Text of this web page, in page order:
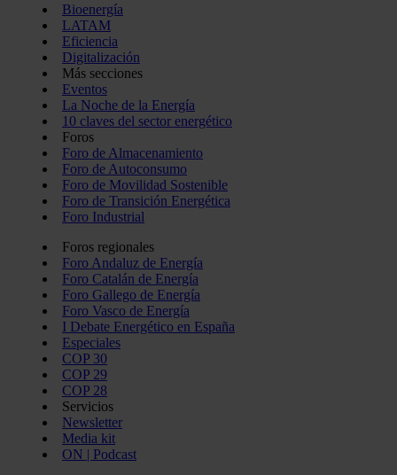
Bioenergía
LATAM
Eficiencia
Digitalización
Más secciones
Eventos
La Noche de la Energía
10 claves del sector energético
Foros
Foro de Almacenamiento
Foro de Autoconsumo
Foro de Movilidad Sostenible
Foro de Transición Energética
Foro Industrial
Foros regionales
Foro Andaluz de Energía
Foro Catalán de Energía
Foro Gallego de Energía
Foro Vasco de Energía
I Debate Energético en España
Especiales
COP 30
COP 29
COP 28
Servicios
Newsletter
Media kit
ON | Podcast